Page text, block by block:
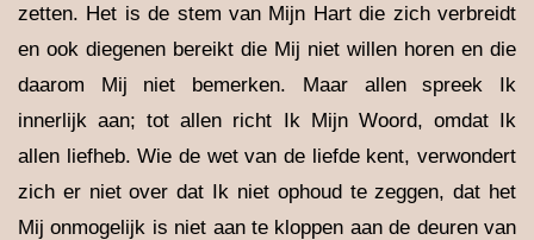
zetten. Het is de stem van Mijn Hart die zich verbreidt
en ook diegenen bereikt die Mij niet willen horen en die
daarom Mij niet bemerken. Maar allen spreek Ik
innerlijk aan; tot allen richt Ik Mijn Woord, omdat Ik
allen liefheb. Wie de wet van de liefde kent, verwondert
zich er niet over dat Ik niet ophoud te zeggen, dat het
Mij onmogelijk is niet aan te kloppen aan de deuren van